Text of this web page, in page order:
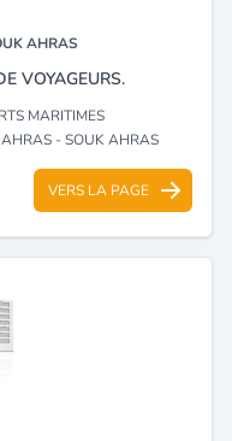
AHRAS
VOYAGEURS.
MARITIMES
- SOUK AHRAS
VERS LA PAGE